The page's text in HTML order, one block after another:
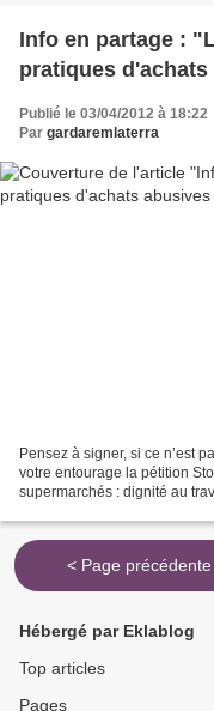
Info en partage :
pratiques
Publié le 03/04/2012 à 18:22
Par gardaremlaterra
Pensez à signer, si ce n’est
votre entourage la pétition
supermarchés : dignité au
< Page précédente
Hébergé par Eklablog
Top articles
Pages